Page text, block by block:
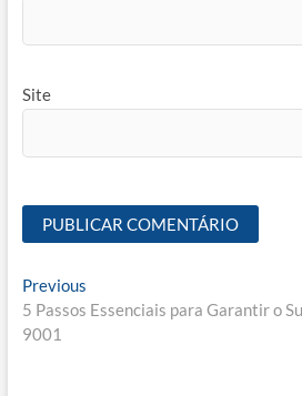
Site
Navegação
de
PreviousPrevious
post:
5 Passos Essenciais para Garantir o
9001